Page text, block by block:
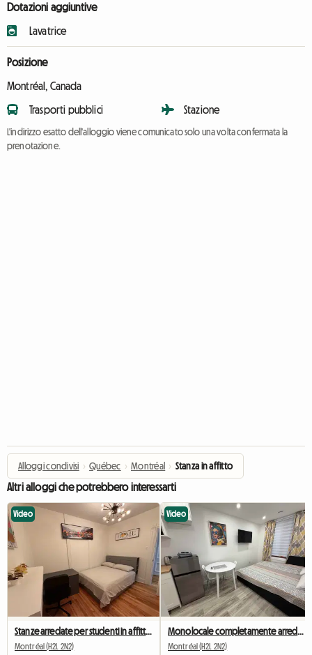
Dotazioni aggiuntive
Lavatrice
Posizione
Montréal, Canada
Trasporti pubblici Stazione
L'indirizzo esatto dell'alloggio viene comunicato solo una volta confermata la
prenotazione.
Alloggi condivisi › Québec › Montréal › Stanza in affitto
Altri alloggi che potrebbero interessarti
Video
Stanze arredate per studenti in affitto a Montreal
Montréal (H2L 2N2)
Video
Monolocale completamente arredato, all-inclusive, vicino alla stazione della metropolitana Berri-UQAM
Montréal (H2L 2N2)